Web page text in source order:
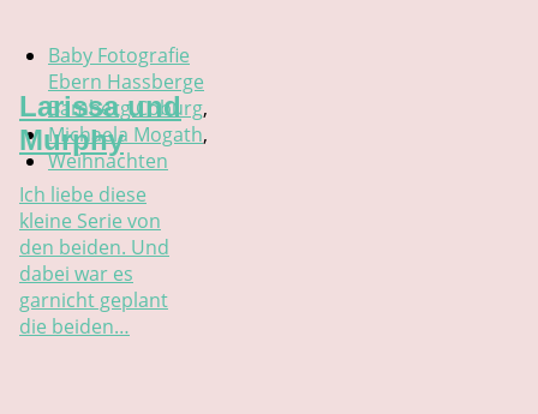
Baby Fotografie
Ebern Hassberge
Bamberg Coburg,
Michaela Mogath,
Weihnachten
Larissa und
Murphy
Ich liebe diese
kleine Serie von
den beiden. Und
dabei war es
garnicht geplant
die beiden…